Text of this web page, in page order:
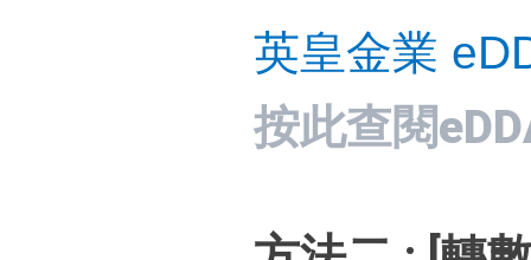
英皇金業
按此查閱